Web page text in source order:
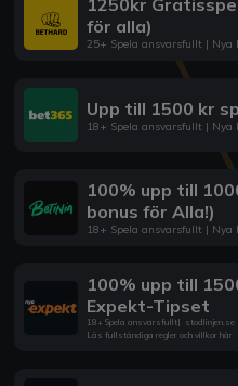
1250kr
för alla)
25+ Spela ansvarsfullt | Nya
Upp till 1500 kr
18+ Spela ansvarsfullt | Nya
100% upp till
bonus för Alla!)
18+ Spela ansvarsfullt | Nya
100% upp till
Expekt-Tipset
18+ Spela ansvarsfullt| stodlinjen.se
Läs fullständiga regler och villkor här